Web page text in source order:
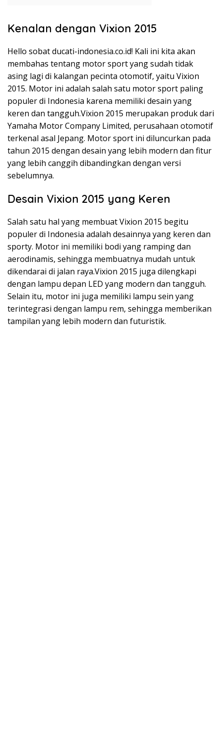
Kenalan dengan Vixion 2015
Hello sobat ducati-indonesia.co.id! Kali ini kita akan
membahas tentang motor sport yang sudah tidak
asing lagi di kalangan pecinta otomotif, yaitu Vixion
2015. Motor ini adalah salah satu motor sport paling
populer di Indonesia karena memiliki desain yang
keren dan tangguh.Vixion 2015 merupakan produk dari
Yamaha Motor Company Limited, perusahaan otomotif
terkenal asal Jepang. Motor sport ini diluncurkan pada
tahun 2015 dengan desain yang lebih modern dan fitur
yang lebih canggih dibandingkan dengan versi
sebelumnya.
Desain Vixion 2015 yang Keren
Salah satu hal yang membuat Vixion 2015 begitu
populer di Indonesia adalah desainnya yang keren dan
sporty. Motor ini memiliki bodi yang ramping dan
aerodinamis, sehingga membuatnya mudah untuk
dikendarai di jalan raya.Vixion 2015 juga dilengkapi
dengan lampu depan LED yang modern dan tangguh.
Selain itu, motor ini juga memiliki lampu sein yang
terintegrasi dengan lampu rem, sehingga memberikan
tampilan yang lebih modern dan futuristik.